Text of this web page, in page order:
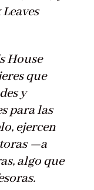
House
que
y
para las
ejercen
—a
algo que